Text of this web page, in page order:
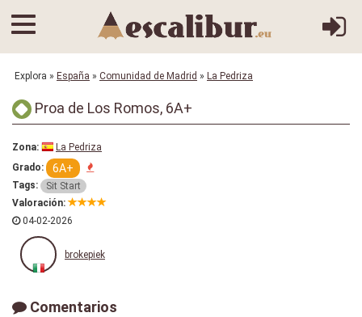
Explora » España » Comunidad de Madrid » La Pedriza
Proa de Los Romos, 6A+
Zona:
La Pedriza
Grado:
6A+
Tags:
Sit Start
Valoración:
04-02-2026
brokepiek
Comentarios